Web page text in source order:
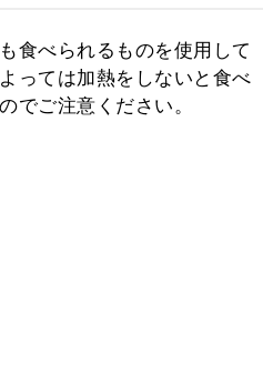
食べられるものを使用して
っては加熱をしないと食べ
でご注意ください。